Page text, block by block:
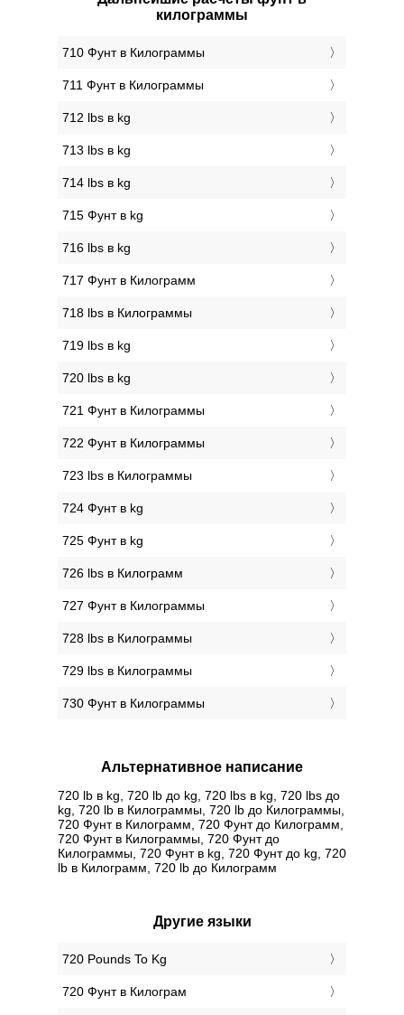
килограммы
710 Фунт в Килограммы
711 Фунт в Килограммы
712 lbs в kg
713 lbs в kg
714 lbs в kg
715 Фунт в kg
716 lbs в kg
717 Фунт в Килограмм
718 lbs в Килограммы
719 lbs в kg
720 lbs в kg
721 Фунт в Килограммы
722 Фунт в Килограммы
723 lbs в Килограммы
724 Фунт в kg
725 Фунт в kg
726 lbs в Килограмм
727 Фунт в Килограммы
728 lbs в Килограммы
729 lbs в Килограммы
730 Фунт в Килограммы
Альтернативное написание
720 lb в kg, 720 lb до kg, 720 lbs в kg, 720 lbs до
kg, 720 lb в Килограммы, 720 lb до Килограммы,
720 Фунт в Килограмм, 720 Фунт до Килограмм,
720 Фунт в Килограммы, 720 Фунт до
Килограммы, 720 Фунт в kg, 720 Фунт до kg, 720
lb в Килограмм, 720 lb до Килограмм
Другие языки
‎720 Pounds To Kg
‎720 Фунт в Килограм